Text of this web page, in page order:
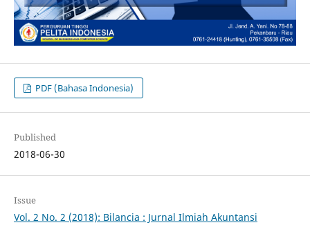
PDF (Bahasa Indonesia)
Published
2018-06-30
Issue
Vol. 2 No. 2 (2018): Bilancia : Jurnal Ilmiah Akuntansi